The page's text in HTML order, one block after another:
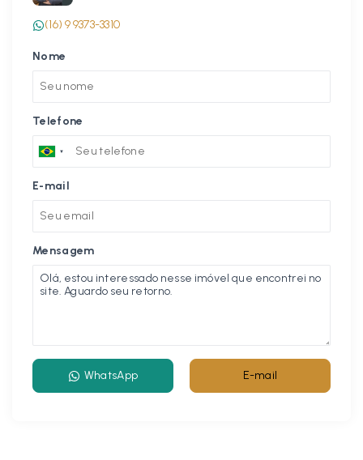
(16) 9 9373-3310
Nome
Telefone
E-mail
Mensagem
WhatsApp E-mail